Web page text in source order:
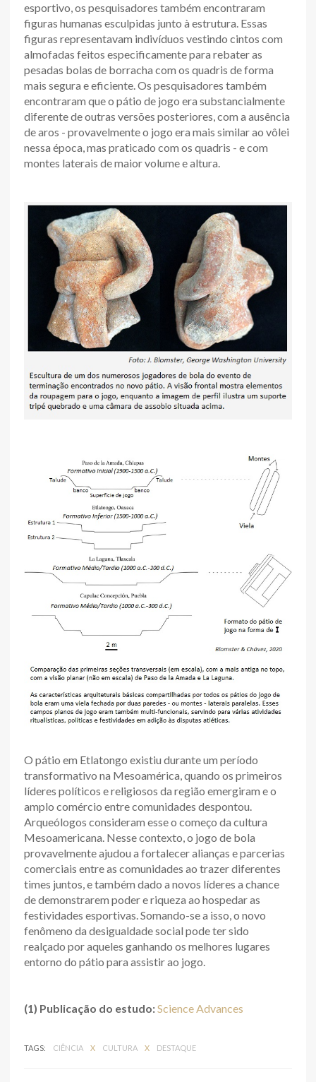
esportivo, os pesquisadores também encontraram
figuras humanas esculpidas junto à estrutura. Essas
figuras representavam indivíduos vestindo cintos com
almofadas feitos especificamente para rebater as
pesadas bolas de borracha com os quadris de forma
mais segura e eficiente. Os pesquisadores também
encontraram que o pátio de jogo era substancialmente
diferente de outras versões posteriores, com a ausência
de aros - provavelmente o jogo era mais similar ao vôlei
nessa época, mas praticado com os quadris - e com
montes laterais de maior volume e altura.
O pátio em Etlatongo existiu durante um período
transformativo na Mesoamérica, quando os primeiros
líderes políticos e religiosos da região emergiram e o
amplo comércio entre comunidades despontou.
Arqueólogos consideram esse o começo da cultura
Mesoamericana. Nesse contexto, o jogo de bola
provavelmente ajudou a fortalecer alianças e parcerias
comerciais entre as comunidades ao trazer diferentes
times juntos, e também dado a novos líderes a chance
de demonstrarem poder e riqueza ao hospedar as
festividades esportivas. Somando-se a isso, o novo
fenômeno da desigualdade social pode ter sido
realçado por aqueles ganhando os melhores lugares
entorno do pátio para assistir ao jogo.
(1) Publicação do estudo:Science Advances
TAGS: CIÊNCIA X CULTURA X DESTAQUE